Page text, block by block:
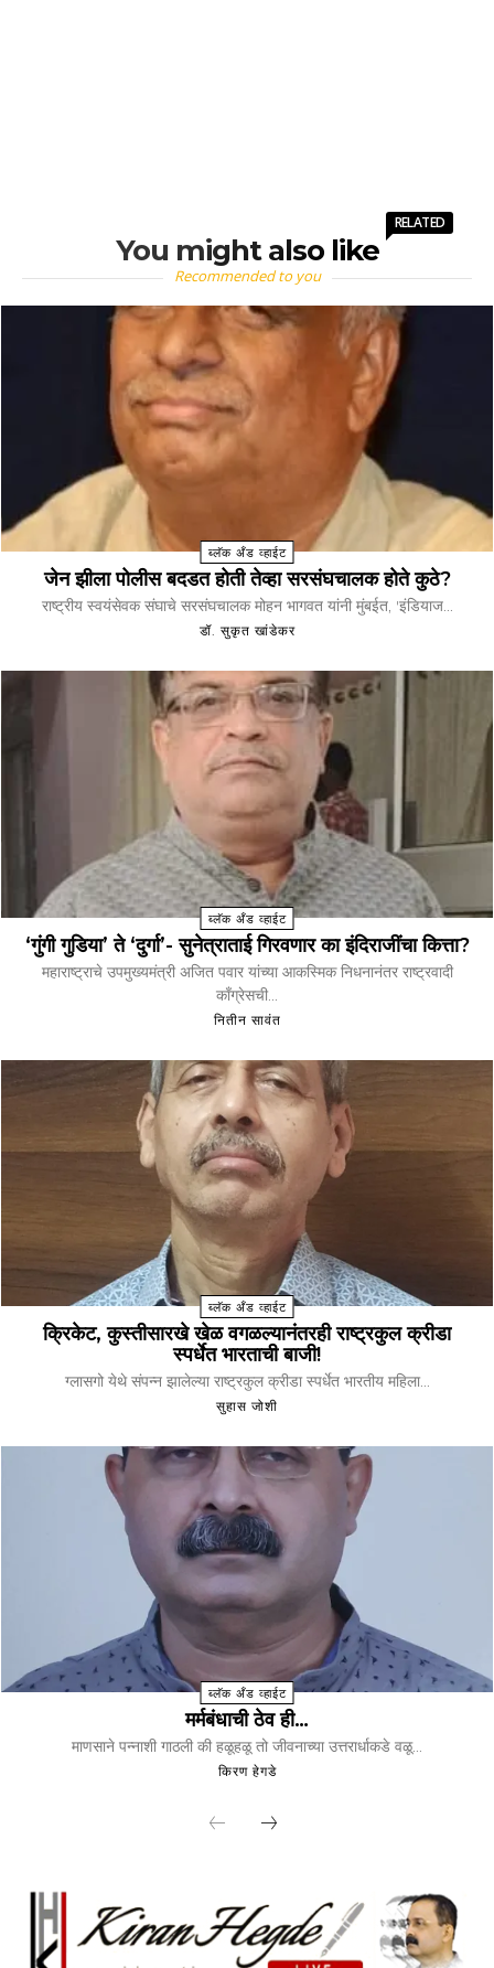
You might also like
RELATED
Recommended to you
ब्लॅक अँड व्हाईट
जेन झीला पोलीस बदडत होती तेव्हा सरसंघचालक होते कुठे?
राष्ट्रीय स्वयंसेवक संघाचे सरसंघचालक मोहन भागवत यांनी मुंबईत, 'इंडियाज...
डॉ. सुकृत खांडेकर
ब्लॅक अँड व्हाईट
‘गुंगी गुडिया’ ते ‘दुर्गा’- सुनेत्राताई गिरवणार का इंदिराजींचा कित्ता?
महाराष्ट्राचे उपमुख्यमंत्री अजित पवार यांच्या आकस्मिक निधनानंतर राष्ट्रवादी
काँग्रेसची...
नितीन सावंत
ब्लॅक अँड व्हाईट
क्रिकेट, कुस्तीसारखे खेळ वगळल्यानंतरही राष्ट्रकुल क्रीडा
स्पर्धेत भारताची बाजी!
ग्लासगो येथे संपन्न झालेल्या राष्ट्रकुल क्रीडा स्पर्धेत भारतीय महिला...
सुहास जोशी
ब्लॅक अँड व्हाईट
मर्मबंधाची ठेव ही…
माणसाने पन्नाशी गाठली की हळूहळू तो जीवनाच्या उत्तरार्धाकडे वळू...
किरण हेगडे